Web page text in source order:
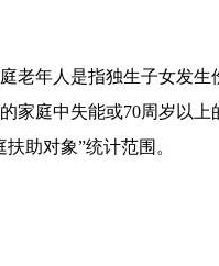
年人是指独生子女发生
家庭中失能或70周岁以
助对象”统计范围。